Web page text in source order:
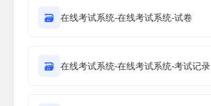
🗃 在线考试系统-在线考试系统-试卷
🗃 在线考试系统-在线考试系统-考试记录